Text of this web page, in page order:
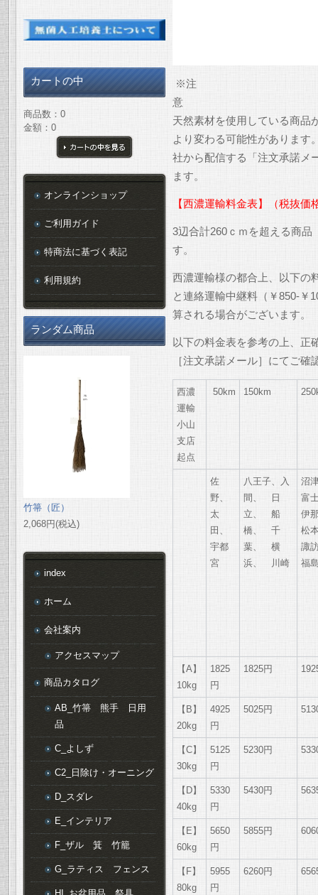
※注
天然素材を使用している商品
より変わる可能性があります
社から配信する「注文承諾メ
ます。
【西濃運輸料金表】（税抜価
3辺合計260ｃｍを超える商
す。
西濃運輸様の都合上、以下の
と連絡運輸中継料（￥850-￥
算される場合がございます。
以下の料金表を参考の上、正
［注文承諾メール］にてご確
西濃
運輸
小山
支店
起点
50km 150km
佐
野、
太
田、
宇都
宮
八王子、入
間、 日
立、 船
橋、 千
葉、 横
浜、 川崎
沼
富
伊
松
諏
福
【A】
10kg
1825
円
1825円
【B】
20kg
4925
円
5025円
【C】
30kg
5125
円
5230円
【D】
40kg
5330
円
5430円
【E】
60kg
5650
円
5855円
【F】
80kg
5955
円
6260円
カートの中
商品数：0
金額：0
オンラインショップ
ご利用ガイド
特商法に基づく表記
利用規約
ランダム商品
竹箒（匠）
2,068円(税込)
index
ホーム
会社案内
アクセスマップ
商品カタログ
AB_竹箒 熊手 日用
品
C_よしず
C2_日除け・オーニング
D_スダレ
E_インテリア
F_ザル 箕 竹籠
G_ラティス フェンス